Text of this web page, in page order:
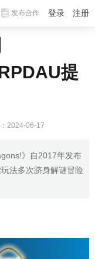
发布合作 登录 注册
提
2024-06-17
》自2017年发布
法多次跻身解谜冒险